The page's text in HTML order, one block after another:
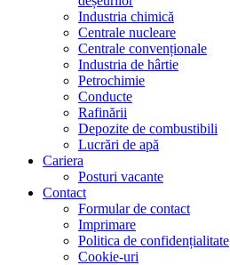
Industria chimică
Centrale nucleare
Centrale convenționale
Industria de hârtie
Petrochimie
Conducte
Rafinării
Depozite de combustibili
Lucrări de apă
Cariera
Posturi vacante
Contact
Formular de contact
Imprimare
Politica de confidențialitate
Cookie-uri